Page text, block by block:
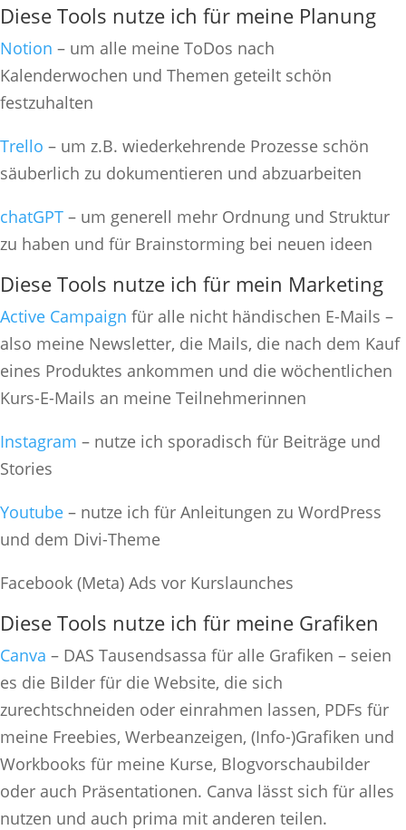
Diese Tools nutze ich für meine Planung
Notion – um alle meine ToDos nach
Kalenderwochen und Themen geteilt schön
festzuhalten
Trello – um z.B. wiederkehrende Prozesse schön
säuberlich zu dokumentieren und abzuarbeiten
chatGPT – um generell mehr Ordnung und Struktur
zu haben und für Brainstorming bei neuen ideen
Diese Tools nutze ich für mein Marketing
Active Campaign für alle nicht händischen E-Mails –
also meine Newsletter, die Mails, die nach dem Kauf
eines Produktes ankommen und die wöchentlichen
Kurs-E-Mails an meine Teilnehmerinnen
Instagram – nutze ich sporadisch für Beiträge und
Stories
Youtube – nutze ich für Anleitungen zu WordPress
und dem Divi-Theme
Facebook (Meta) Ads vor Kurslaunches
Diese Tools nutze ich für meine Grafiken
Canva – DAS Tausendsassa für alle Grafiken – seien
es die Bilder für die Website, die sich
zurechtschneiden oder einrahmen lassen, PDFs für
meine Freebies, Werbeanzeigen, (Info-)Grafiken und
Workbooks für meine Kurse, Blogvorschaubilder
oder auch Präsentationen. Canva lässt sich für alles
nutzen und auch prima mit anderen teilen.